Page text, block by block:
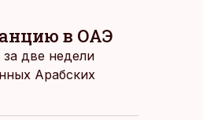
в ОАЭ
две недели
Арабских